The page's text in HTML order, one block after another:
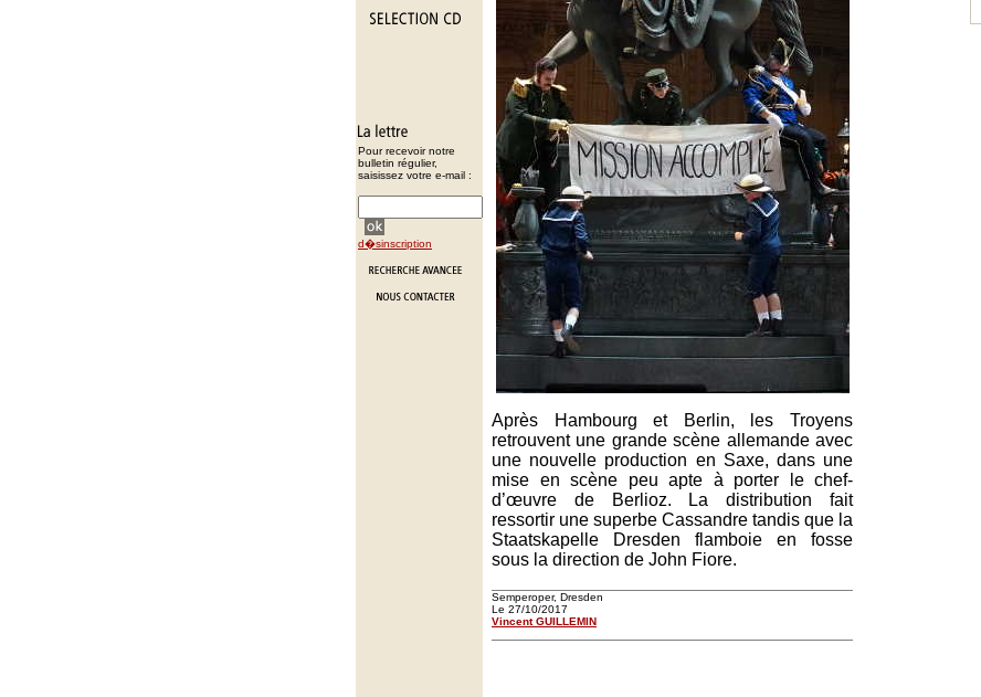
Pour recevoir notre
bulletin régulier,
saisissez votre e-mail :
d�sinscription
Après Hambourg et Berlin, les Troyens
retrouvent une grande scène allemande avec
une nouvelle production en Saxe, dans une
mise en scène peu apte à porter le chef-
d’œuvre de Berlioz. La distribution fait
ressortir une superbe Cassandre tandis que la
Staatskapelle Dresden flamboie en fosse
sous la direction de John Fiore.
Semperoper, Dresden
Le 27/10/2017
Vincent GUILLEMIN